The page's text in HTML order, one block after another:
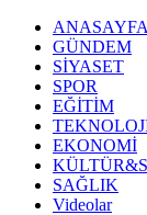
ANASAYFA
GÜNDEM
SİYASET
SPOR
EĞİTİM
EKONOMİ
SAĞLIK
Videolar